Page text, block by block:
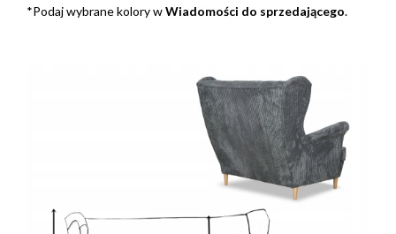
*Podaj wybrane kolory wWiadomości do sprzedającego.